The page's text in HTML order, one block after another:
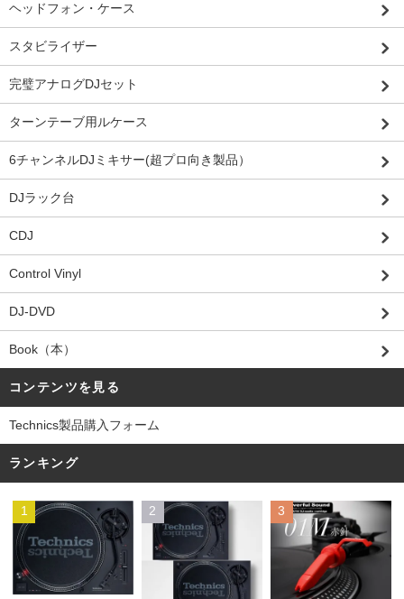
ヘッドフォン・ケース
スタビライザー
完璧アナログDJセット
ターンテーブ用ルケース
6チャンネルDJミキサー(超プロ向き製品）
DJラック台
CDJ
Control Vinyl
DJ-DVD
Book（本）
コンテンツを見る
Technics製品購入フォーム
ランキング
1 2 3